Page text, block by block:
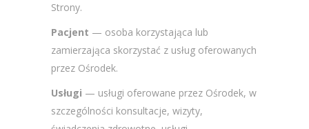
Strony.
Pacjent — osoba korzystająca lub
zamierzająca skorzystać z usług oferowanych
przez Ośrodek.
Usługi — usługi oferowane przez Ośrodek, w
szczególności konsultacje, wizyty,